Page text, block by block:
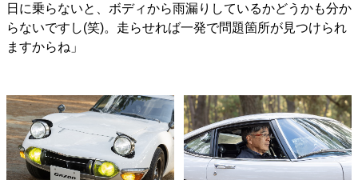
日に乗らないと、ボディから雨漏りしているかどうかも分か
らないですし(笑)。走らせれば一発で問題箇所が見つけられ
ますからね」